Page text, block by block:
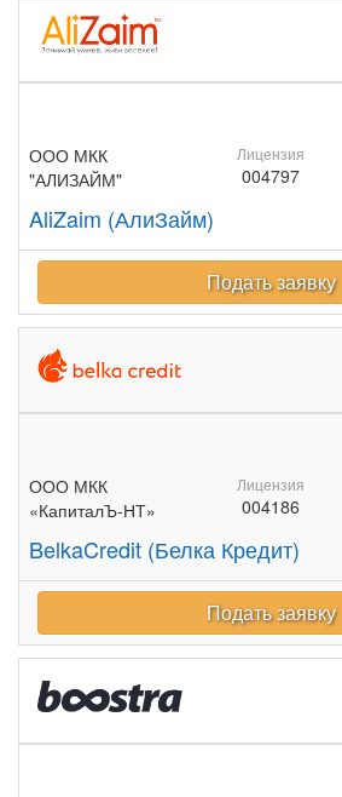
ООО МКК
"АЛИЗАЙМ"
AliZaim (АлиЗайм)
Лицензия
004797
Подать заявку
ООО МКК
«КапиталЪ-НТ»
BelkaCredit (Белка Кредит)
Лицензия
004186
Подать заявку